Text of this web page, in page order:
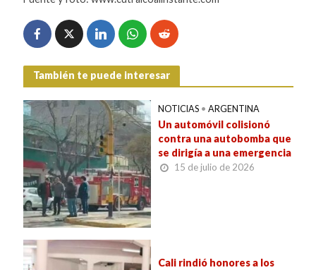
También te puede interesar
NOTICIAS • ARGENTINA
Un automóvil colisionó
contra una autobomba que
se dirigía a una emergencia
15 de julio de 2026
Cali rindió honores a los